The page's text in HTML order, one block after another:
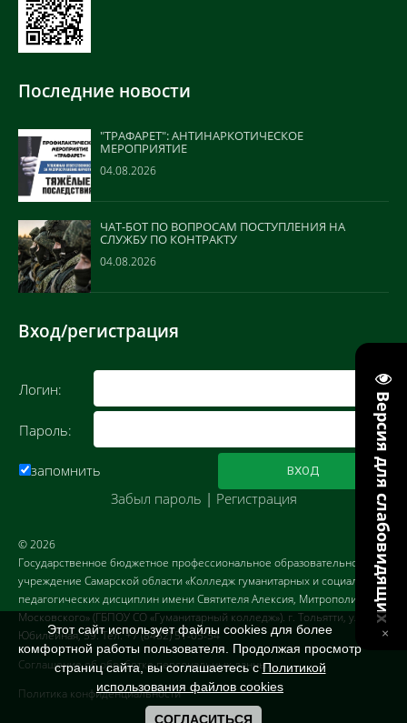
Версия для слабовидящих
Последние новости
"ТРАФАРЕТ": АНТИНАРКОТИЧЕСКОЕ
МЕРОПРИЯТИЕ
04.08.2026
ЧАТ-БОТ ПО ВОПРОСАМ ПОСТУПЛЕНИЯ НА
СЛУЖБУ ПО КОНТРАКТУ
04.08.2026
Вход/регистрация
Логин:
Пароль:
запомнить
Забыл пароль | Регистрация
© 2026
Государственное бюджетное профессиональное образовательное
учреждение Самарской области «Колледж гуманитарных и социально-
педагогических дисциплин имени Святителя Алексия, Митрополита
Московского» (ГБПОУ СО «Гуманитарный колледж»). г. Тольятти, ул.
Юбилейная, 59. Тел. +7 (8482) 51-05-54
Соглашение об обработке персональных данных
Политика конфиденциальности
Этот сайт использует файлы cookies для более
комфортной работы пользователя. Продолжая просмотр
страниц сайта, вы соглашаетесь сПолитикой
использования файлов cookies
СОГЛАСИТЬСЯ